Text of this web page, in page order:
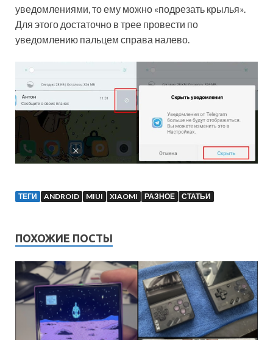
уведомлениями, то ему можно «подрезать крылья».
Для этого достаточно в трее провести по
уведомлению пальцем справа налево.
ТЕГИ ANDROID MIUI XIAOMI РАЗНОЕ СТАТЬИ
ПОХОЖИЕ ПОСТЫ